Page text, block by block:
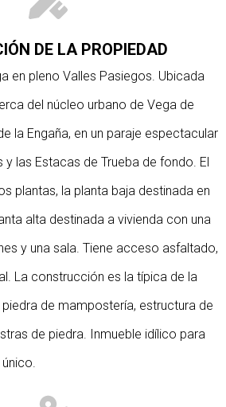
DE LA PROPIEDAD
en pleno Valles Pasiegos. Ubicada
del núcleo urbano de Vega de
la Engaña, en un paraje espectacular
las Estacas de Trueba de fondo. El
plantas, la planta baja destinada en
alta destinada a vivienda con una
y una sala. Tiene acceso asfaltado,
La construcción es la típica de la
de mampostería, estructura de
de piedra. Inmueble idílico para